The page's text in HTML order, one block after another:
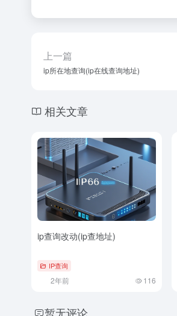
上一篇
ip所在地查询(ip在线查询地址)
相关文章
ip查询改动(ip查地址)
IP查询
2年前 116
暂无评论